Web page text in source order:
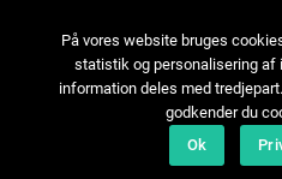
På vores website bruges
statistik og personalisering af
information deles med
godkender du
Ok